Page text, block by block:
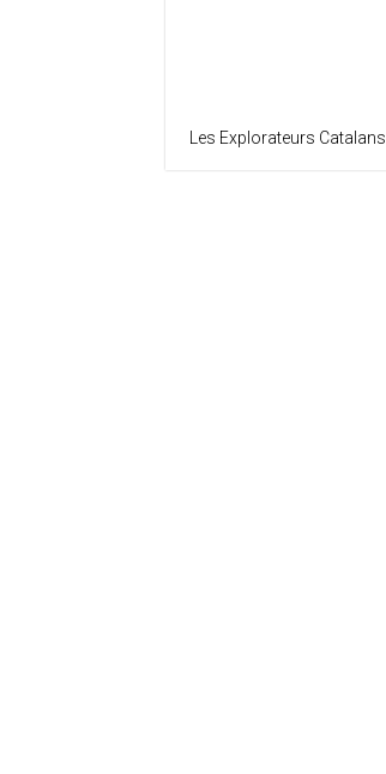
Les Explorateurs Catalans